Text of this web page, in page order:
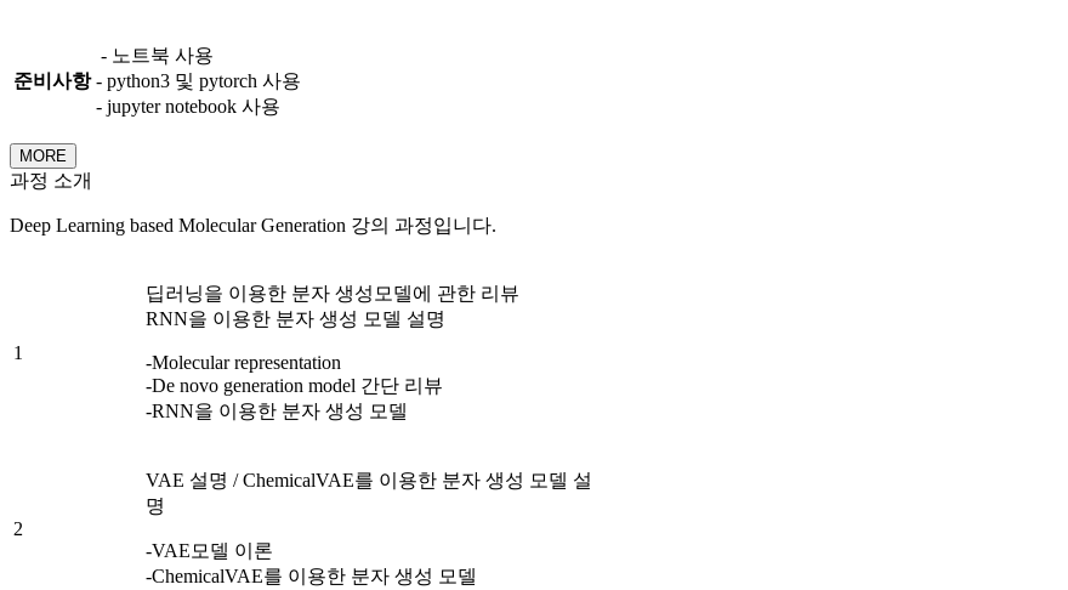
준비사항
- 노트북 사용
- python3 및 pytorch 사용
- jupyter notebook 사용
MORE
과정 소개
Deep Learning based Molecular Generation 강의 과정입니다.
1
딥러닝을 이용한 분자 생성모델에 관한 리뷰
RNN을 이용한 분자 생성 모델 설명
-Molecular representation
-De novo generation model 간단 리뷰
-RNN을 이용한 분자 생성 모델
2
VAE 설명 / ChemicalVAE를 이용한 분자 생성 모델 설
명
-VAE모델 이론
-ChemicalVAE를 이용한 분자 생성 모델